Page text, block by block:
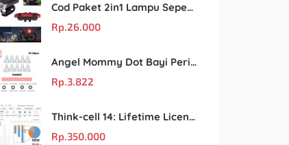
Cod Paket 2in1 Lampu Sepeda Led Light Depan Dan Belakang Rechargeable
Rp.26.000
Angel Mommy Dot Bayi Peristaltic S/M/L/X-Cut / Puting Lebar Buram 10pcs
Rp.3.822
Think-cell 14: Lifetime License Unlimited User untuk PowerPoint & Excel
Rp.350.000